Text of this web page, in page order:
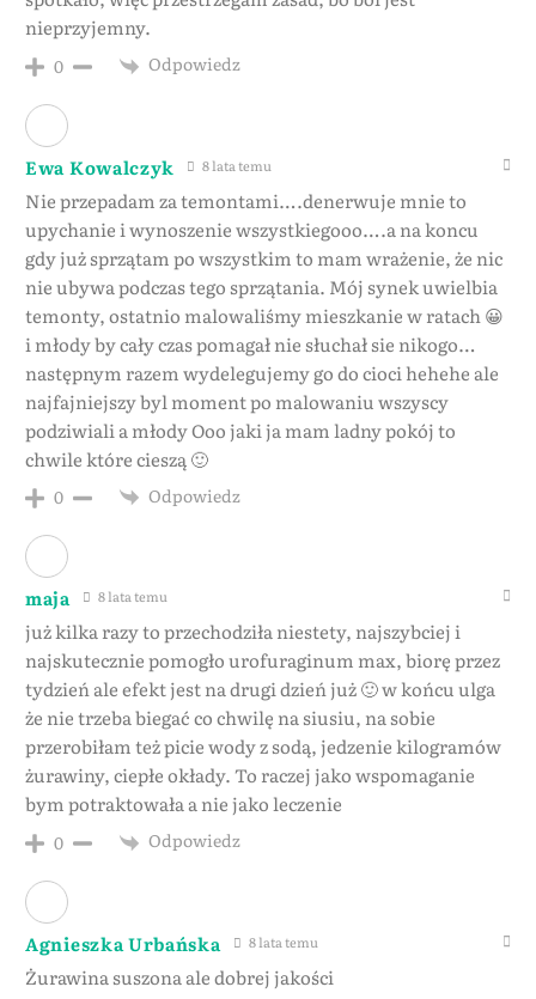
nieprzyjemny.
0 Odpowiedz
Ewa Kowalczyk 8 lata temu
Nie przepadam za temontami….denerwuje mnie to
upychanie i wynoszenie wszystkiegooo….a na koncu
gdy już sprzątam po wszystkim to mam wrażenie, że nic
nie ubywa podczas tego sprzątania. Mój synek uwielbia
temonty, ostatnio malowaliśmy mieszkanie w ratach 😀
i młody by cały czas pomagał nie słuchał sie nikogo…
następnym razem wydelegujemy go do cioci hehehe ale
najfajniejszy byl moment po malowaniu wszyscy
podziwiali a młody Ooo jaki ja mam ladny pokój to
chwile które cieszą 🙂
0 Odpowiedz
maja 8 lata temu
już kilka razy to przechodziła niestety, najszybciej i
najskutecznie pomogło urofuraginum max, biorę przez
tydzień ale efekt jest na drugi dzień już 🙂 w końcu ulga
że nie trzeba biegać co chwilę na siusiu, na sobie
przerobiłam też picie wody z sodą, jedzenie kilogramów
żurawiny, ciepłe okłady. To raczej jako wspomaganie
bym potraktowała a nie jako leczenie
0 Odpowiedz
Agnieszka Urbańska 8 lata temu
Żurawina suszona ale dobrej jakości